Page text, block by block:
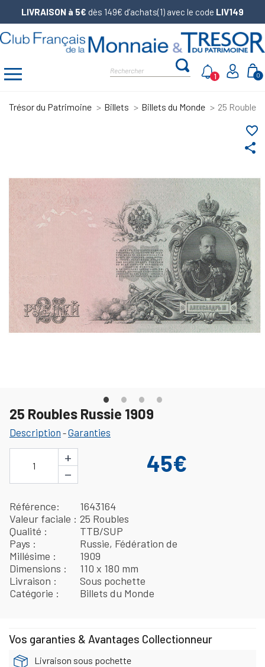
LIVRAISON à 5€ dès 149€ d’achats(1) avec le code LIV149
0
1
Trésor du Patrimoine Billets Billets du Monde 25 Roubles
share
favorite_border
25 Roubles Russie 1909
Description -Garanties
1
+
−
45€
Référence
1643164
Valeur faciale
25 Roubles
Qualité
TTB/SUP
Pays
Russie, Fédération de
Millésime
1909
Dimensions
110 x 180 mm
Livraison
Sous pochette
Catégorie
Billets du Monde
Vos garanties & Avantages Collectionneur
Livraison sous pochette